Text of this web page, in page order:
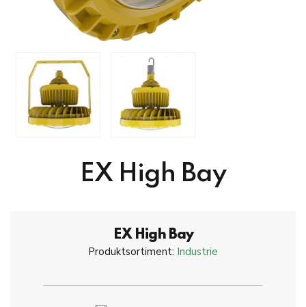
EX High Bay
EX High Bay
Produktsortiment: Industrie